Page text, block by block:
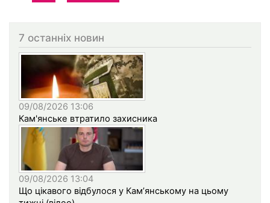
7 останніх новин
09/08/2026 13:06
Кам'янське втратило захисника
09/08/2026 13:04
Що цікавого відбулося у Кам’янському на цьому